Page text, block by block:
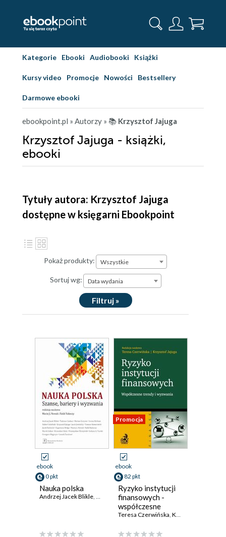
Kategorie Ebooki Audiobooki Książki
Kursy video Promocje Nowości Bestsellery
Darmowe ebooki
ebookpoint.pl » Autorzy » 📚 Krzysztof Jajuga
Krzysztof Jajuga - książki,
ebooki
Tytuły autora: Krzysztof Jajuga
dostępne w księgarni Ebookpoint
Pokaż produkty: Wszystkie
Sortuj wg: Data wydania
Filtruj »
ebook
0 pkt
Nauka polska
Andrzej Jacek Blikle, Tadeusz Gadacz,Marian Gorynia
Promocja
ebook
82 pkt
Ryzyko instytucji
finansowych -
współczesne
trendy i wyzwania
Teresa Czerwińska, Krzysztof Jajuga